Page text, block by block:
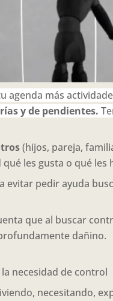
agenda más
y de pendientes.
(hijos, pareja,
les gusta o qué
evitar pedir ayuda
que al buscar
dañino.
necesidad de control
necesitando,